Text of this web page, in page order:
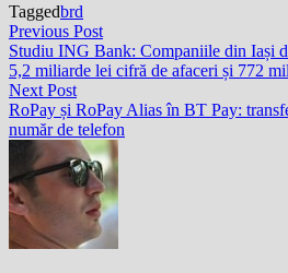
Taggedbrd
Post
navigation
Previous PostPrevious
post:
Studiu ING Bank: Companiile din Iași
5,2 miliarde lei cifră de afaceri și 772
Next PostNext
post:
RoPay și RoPay Alias în BT Pay:
număr de telefon